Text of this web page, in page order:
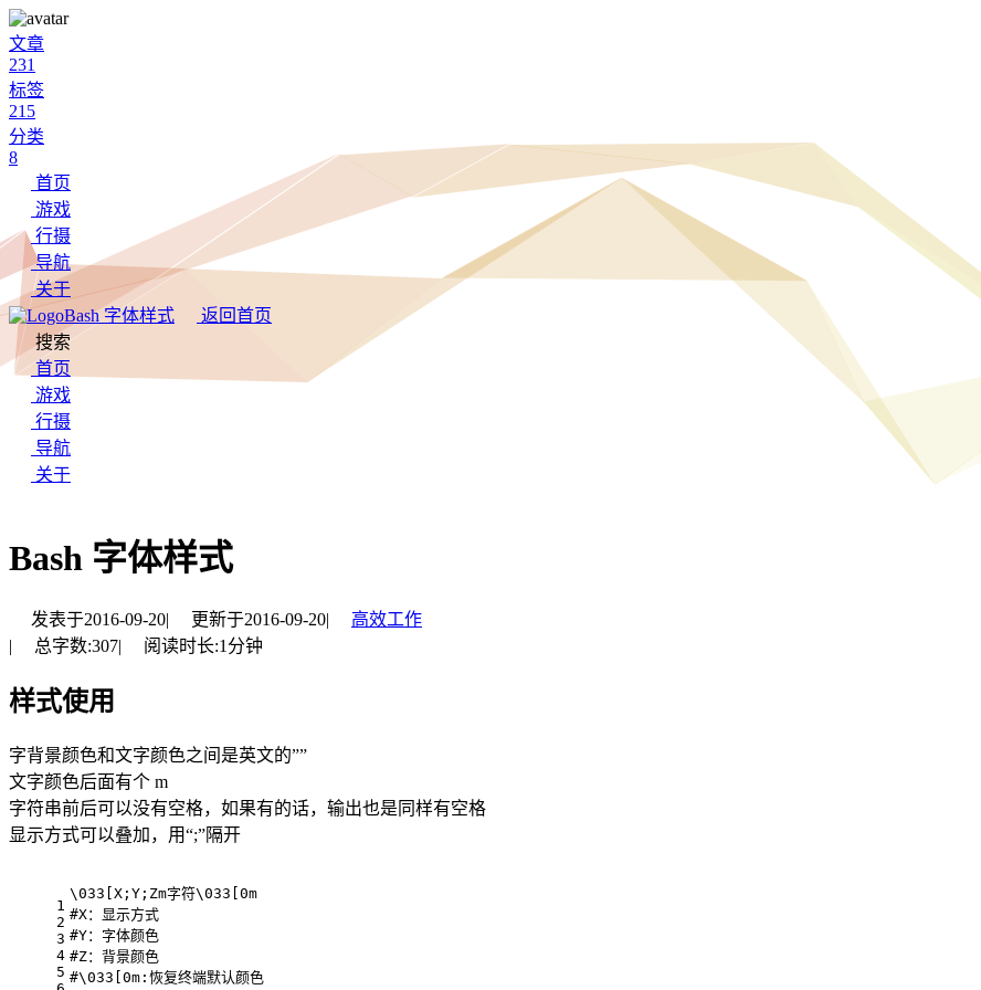
文章
231
标签
215
分类
8
首页
游戏
行摄
导航
关于
Bash 字体样式
返回首页
搜索
首页
游戏
行摄
导航
关于
Bash 字体样式
发表于2016-09-20| 更新于2016-09-20|
高效工作
|
总字数:307| 阅读时长:1分钟
样式使用
字背景颜色和文字颜色之间是英文的””
文字颜色后面有个 m
字符串前后可以没有空格，如果有的话，输出也是同样有空格
显示方式可以叠加，用“;”隔开
1
2
3
4
5
\033[X;Y;Zm字符\033[0m
#X：显示方式
#Y：字体颜色
#Z：背景颜色
#\033[0m:恢复终端默认颜色